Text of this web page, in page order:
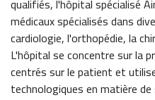
médicaux spécialisés dans
cardiologie, l'orthopédie, la
L'hôpital se concentre sur la
centrés sur le patient et
technologiques en matière